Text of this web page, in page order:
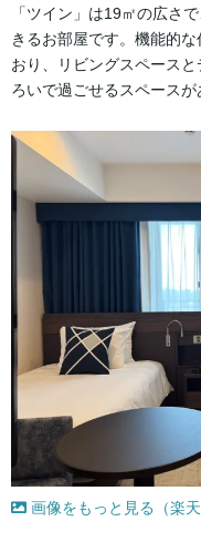
「ツイン」は19㎡の広さ
きるお部屋です。機能的
おり、リビングスペース
ろいで過ごせるスペースが
画像をもっと見る（楽天